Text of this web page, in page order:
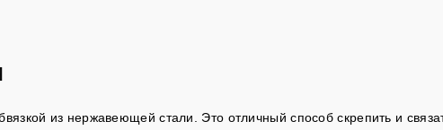
из нержавеющей стали. Это отличный способ скрепить и